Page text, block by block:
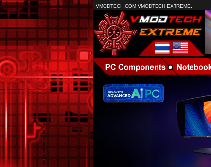
VMODTECH.COM VMODTECH EXTREME.